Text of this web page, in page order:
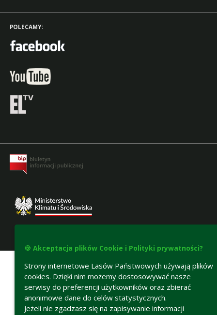
POLECAMY:
🍪 Akceptacja plików Cookie i Polityki prywatności?
Strony internetowe Lasów Państwowych używają plików
cookies. Dzięki nim możemy dostosowywać nasze
serwisy do preferencji użytkowników oraz zbierać
anonimowe dane do celów statystycznych.
Jeżeli nie zgadzasz się na zapisywanie informacji